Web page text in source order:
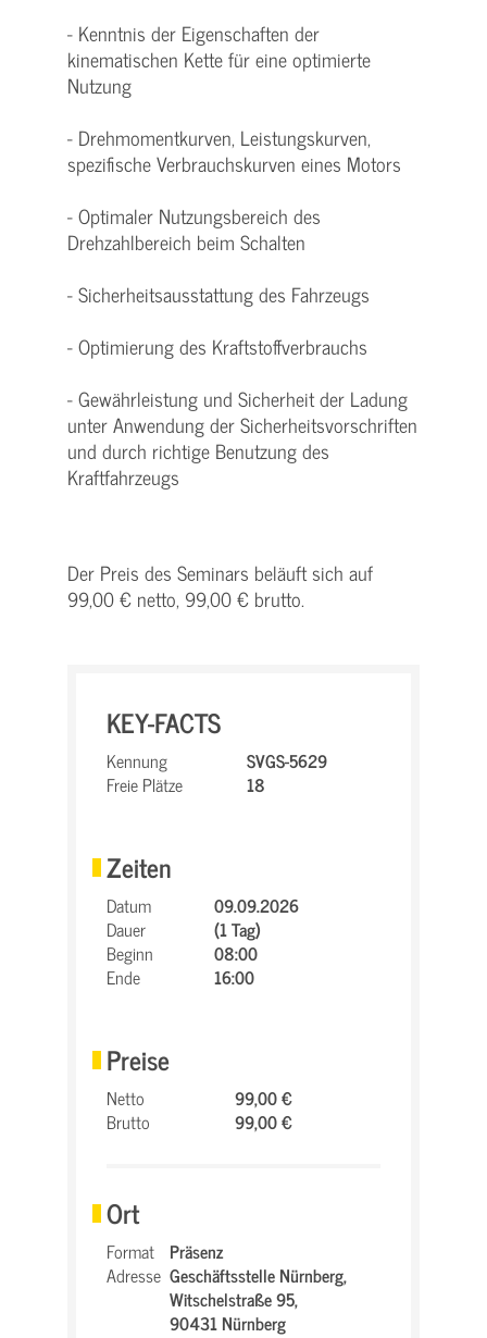
- Kenntnis der Eigenschaften der
kinematischen Kette für eine optimierte
Nutzung
- Drehmomentkurven, Leistungskurven,
spezifische Verbrauchskurven eines Motors
- Optimaler Nutzungsbereich des
Drehzahlbereich beim Schalten
- Sicherheitsausstattung des Fahrzeugs
- Optimierung des Kraftstoffverbrauchs
- Gewährleistung und Sicherheit der Ladung
unter Anwendung der Sicherheitsvorschriften
und durch richtige Benutzung des
Kraftfahrzeugs
Der Preis des Seminars beläuft sich auf
99,00 € netto, 99,00 € brutto.
KEY-FACTS
Kennung
SVGS-5629
Freie Plätze
18
Zeiten
Datum
09.09.2026
Dauer
(1 Tag)
Beginn
08:00
Ende
16:00
Preise
Netto
99,00 €
Brutto
99,00 €
Ort
Format Präsenz
Adresse Geschäftsstelle Nürnberg,
Witschelstraße 95,
90431 Nürnberg